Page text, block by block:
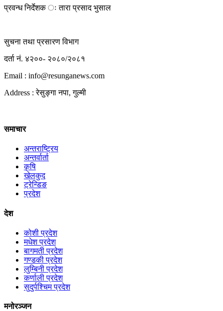
प्रवन्ध निर्देशक ः तारा प्रसाद भुसाल
सुचना तथा प्रसारण विभाग
दर्ता नं. ४२००- २०८०/२०८१
Email : info@resunganews.com
Address : रेसुङ्गा नपा, गुल्मी
समाचार
अन्तराष्ट्रिय
अन्तर्वार्ता
कृषि
खेलकुद
ट्रेन्डिङ
प्रदेश
देश
कोशी प्रदेश
मधेश प्रदेश
बागमती प्रदेश
गण्डकी प्रदेश
लुम्बिनी प्रदेश
कर्णाली प्रदेश
सुदुर्पश्चिम प्रदेश
मनोरञ्जन